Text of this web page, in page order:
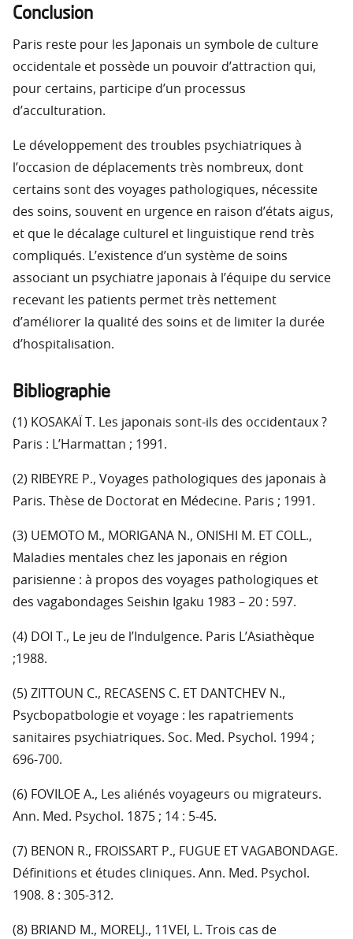
Conclusion
Paris reste pour les Japonais un symbole de culture
occidentale et possède un pouvoir d’attraction qui,
pour certains, participe d’un processus
d’acculturation.
Le développement des troubles psychiatriques à
l’occasion de déplacements très nombreux, dont
certains sont des voyages pathologiques, nécessite
des soins, souvent en urgence en raison d’états aigus,
et que le décalage culturel et linguistique rend très
compliqués. L’existence d’un système de soins
associant un psychiatre japonais à l’équipe du service
recevant les patients permet très nettement
d’améliorer la qualité des soins et de limiter la durée
d’hospitalisation.
Bibliographie
(1) KOSAKAÏ T. Les japonais sont-ils des occidentaux ?
Paris : L’Harmattan ; 1991.
(2) RIBEYRE P., Voyages pathologiques des japonais à
Paris. Thèse de Doctorat en Médecine. Paris ; 1991.
(3) UEMOTO M., MORIGANA N., ONISHI M. ET COLL.,
Maladies mentales chez les japonais en région
parisienne : à propos des voyages pathologiques et
des vagabondages Seishin Igaku 1983 – 20 : 597.
(4) DOI T., Le jeu de l’Indulgence. Paris L’Asiathèque
;1988.
(5) ZITTOUN C., RECASENS C. ET DANTCHEV N.,
Psycbopatbologie et voyage : les rapatriements
sanitaires psychiatriques. Soc. Med. Psychol. 1994 ;
696-700.
(6) FOVILOE A., Les aliénés voyageurs ou migrateurs.
Ann. Med. Psychol. 1875 ; 14 : 5-45.
(7) BENON R., FROISSART P., FUGUE ET VAGABONDAGE.
Définitions et études cliniques. Ann. Med. Psychol.
1908. 8 : 305-312.
(8) BRIAND M., MORELJ., 11VEI, L. Trois cas de